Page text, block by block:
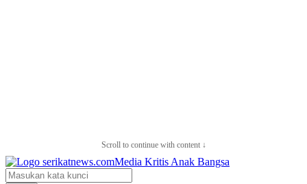
Scroll to continue with content ↓